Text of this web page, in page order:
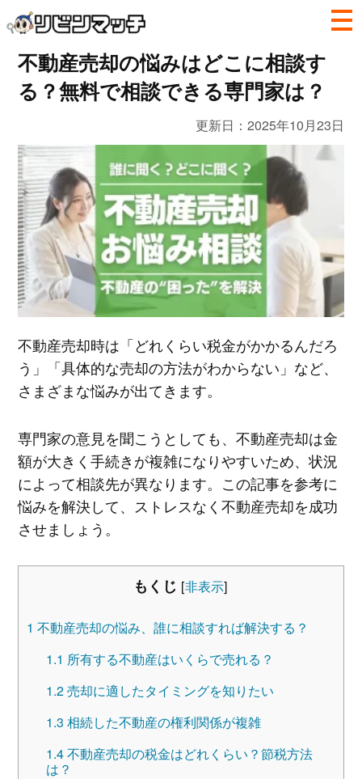
不動産売却の悩みはどこに相談す
る？無料で相談できる専門家は？
更新日：2025年10月23日
不動産売却時は「どれくらい税金がかかるんだろ
う」「具体的な売却の方法がわからない」など、
さまざまな悩みが出てきます。
専門家の意見を聞こうとしても、不動産売却は金
額が大きく手続きが複雑になりやすいため、状況
によって相談先が異なります。この記事を参考に
悩みを解決して、ストレスなく不動産売却を成功
させましょう。
もくじ [非表示]
1 不動産売却の悩み、誰に相談すれば解決する？
1.1 所有する不動産はいくらで売れる？
1.2売却に適したタイミングを知りたい
1.3 相続した不動産の権利関係が複雑
1.4不動産売却の税金はどれくらい？節税方法
は？